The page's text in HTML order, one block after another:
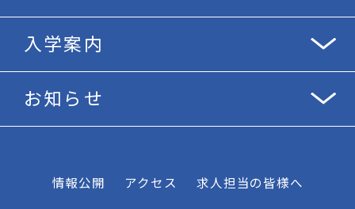
入学案内
お知らせ
情報公開 アクセス 求人担当の皆様へ